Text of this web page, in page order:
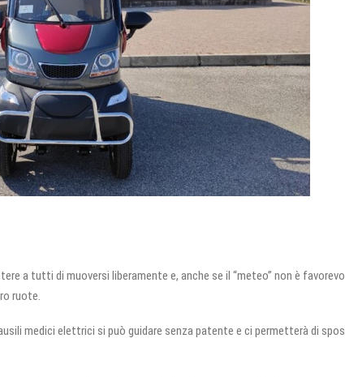
a tutti di muoversi liberamente e, anche se il “meteo” non è
ruote.
medici elettrici si può guidare senza patente e ci permetterà di